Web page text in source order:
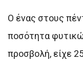
Ο ένας στους
ποσότητα
προσβολή, είχε